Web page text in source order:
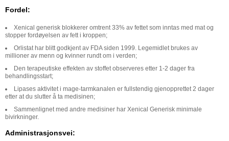
Fordel:
Xenical generisk blokkerer omtrent 33% av fettet som inntas med mat og
stopper fordøyelsen av fett i kroppen;
Orlistat har blitt godkjent av FDA siden 1999. Legemidlet brukes av
millioner av menn og kvinner rundt om i verden;
Den terapeutiske effekten av stoffet observeres etter 1-2 dager fra
behandlingsstart;
Lipases aktivitet i mage-tarmkanalen er fullstendig gjenopprettet 2 dager
etter at du slutter å ta medisinen;
Sammenlignet med andre medisiner har Xenical Generisk minimale
bivirkninger.
Administrasjonsvei: